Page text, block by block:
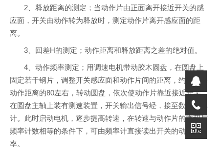
2、释放距离的测定；当动作片由正面离开接近开关的感
应面，开关由动作转为释放时，测定动作片离开感应面的距
离。
3、回差H的测定；动作距离和释放距离之差的绝对值。
4、动作频率测定；用调速电机带动胶木圆盘，在圆盘上
固定若干钢片，调整开关感应面和动作片间的距离，约为开关
动作距离的80左右，转动圆盘，依次使动作片靠近接近开关，
在圆盘主轴上装有测速装置，开关输出信号经，接至数字频率
计。此时启动电机，逐步提高转速，在转速与动作片的乘积与
频率计数相等的条件下，可由频率计直接读出开关的动作频
率。